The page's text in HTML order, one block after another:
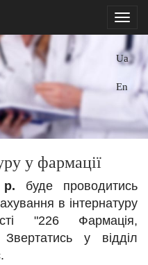
Ua
En
у фармації
р. буде проводитись
в інтернатуру
"226 Фармація,
у відділ